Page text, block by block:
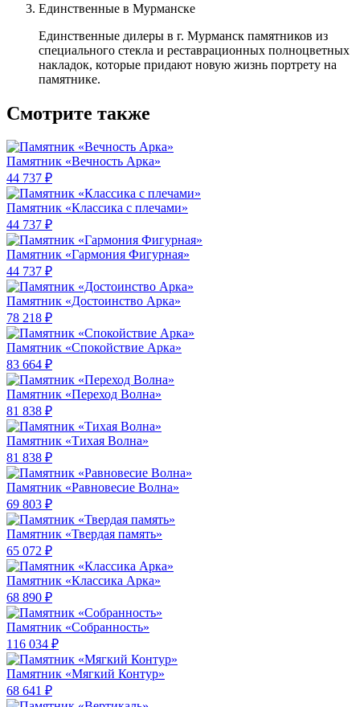
Единственные в Мурманске
Единственные дилеры в г. Мурманск памятников из
специального стекла и реставрационных полноцветных
накладок, которые придают новую жизнь портрету на
памятнике.
Смотрите также
Памятник «Вечность Арка»
44 737 ₽
Памятник «Классика c плечами»
44 737 ₽
Памятник «Гармония Фигурная»
44 737 ₽
Памятник «Достоинство Арка»
78 218 ₽
Памятник «Спокойствие Арка»
83 664 ₽
Памятник «Переход Волна»
81 838 ₽
Памятник «Тихая Волна»
81 838 ₽
Памятник «Равновесие Волна»
69 803 ₽
Памятник «Твердая память»
65 072 ₽
Памятник «Классика Арка»
68 890 ₽
Памятник «Собранность»
116 034 ₽
Памятник «Мягкий Контур»
68 641 ₽